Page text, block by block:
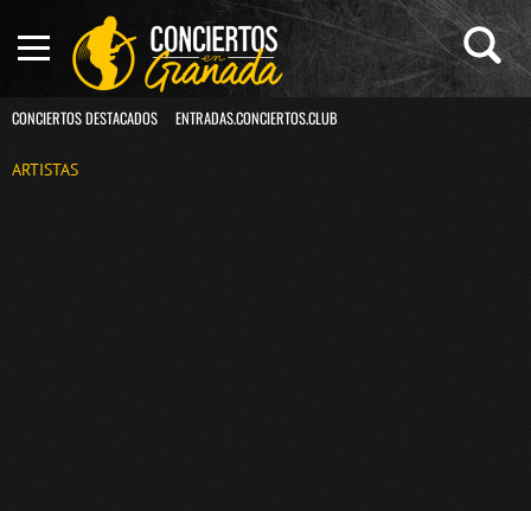
CONCIERTOS DESTACADOS ENTRADAS.CONCIERTOS.CLUB
ARTISTAS